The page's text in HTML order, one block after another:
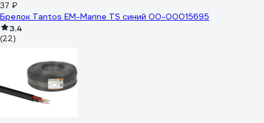
37 ₽
Брелок Tantos EM-Marine TS синий 00-00015695
3.4
(22)